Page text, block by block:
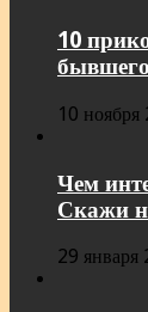
10
10 ноября
Чем
Скажи
29 января